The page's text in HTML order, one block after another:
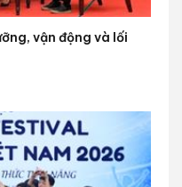
vận động và lối